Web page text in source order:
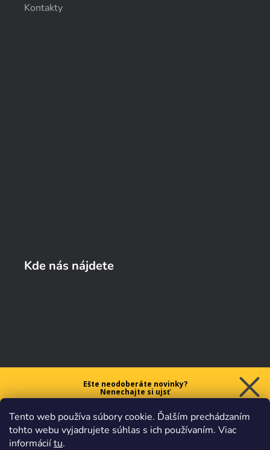
Tento web používa súbory cookie. Ďalším prechádzaním
tohto webu vyjadrujete súhlas s ich používaním. Viac
informáciítu.
Kontakty
Kde nás nájdete
Ešte neodoberáte novinky?
Nenechajte si ujsť
na prvý nákup nad 40 €.